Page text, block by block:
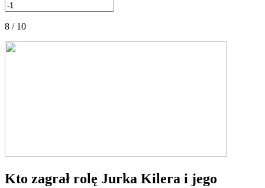
8 / 10
Kto zagrał rolę Jurka Kilera i jego